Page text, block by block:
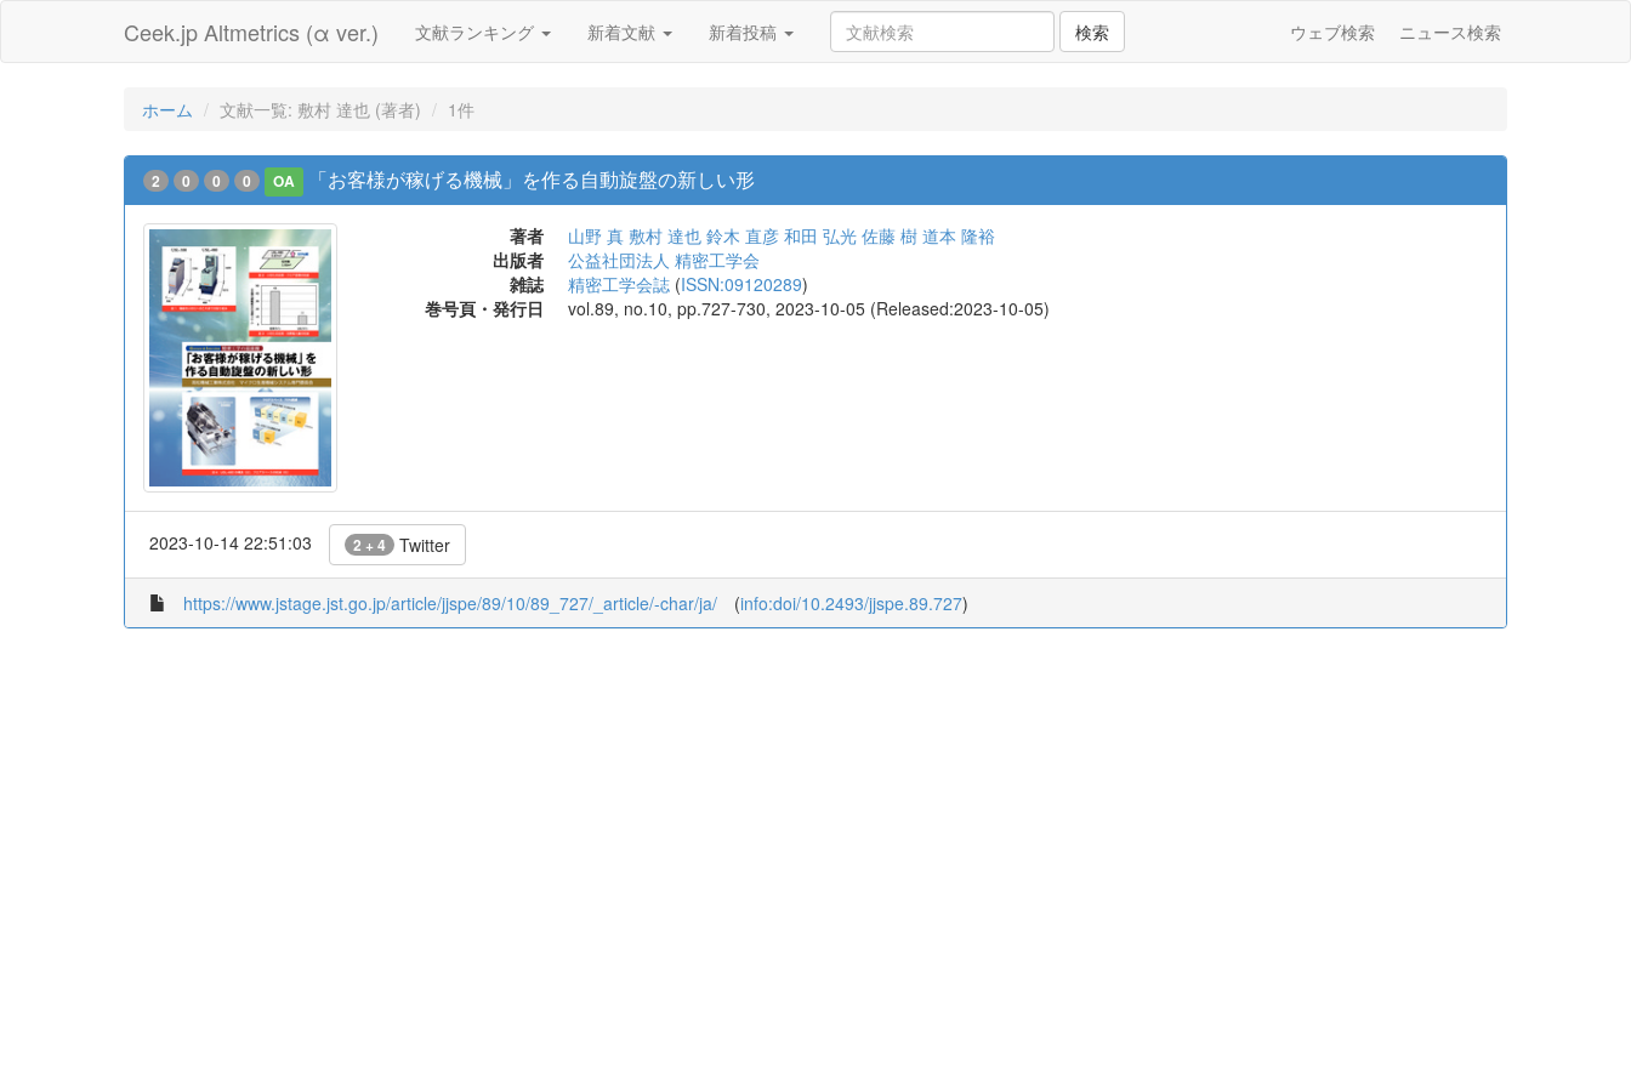
Ceek.jp Altmetrics (α ver.) 文献ランキング 新着文献 新着投稿 検索 ウェブ検索 ニュース検索
ホーム 文献一覧: 敷村 達也 (著者) 1件
2 0 0 0 OA 「お客様が稼げる機械」を作る自動旋盤の新しい形
著者 山野 真 敷村 達也 鈴木 直彦 和田 弘光 佐藤 樹 道本 隆裕
出版者
公益社団法人 精密工学会
雑誌
精密工学会誌 (ISSN:09120289)
巻号頁・発行日
vol.89, no.10, pp.727-730, 2023-10-05 (Released:2023-10-05)
2023-10-14 22:51:03 2 + 4 Twitter
https://www.jstage.jst.go.jp/article/jjspe/89/10/89_727/_article/-char/ja/ (info:doi/10.2493/jjspe.89.727)